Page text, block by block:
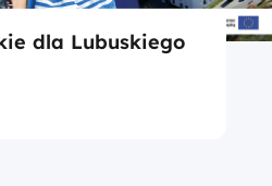
dla Lubuskiego
DLA LUBUSKIEGO